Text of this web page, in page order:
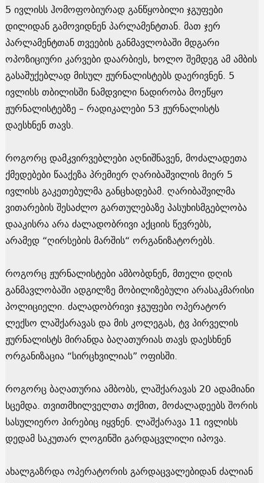
5 ივლისს ჰომოფობიურად განწყობილი ჯგუფები
დილიდან გამოვიდნენ პარლამენტთან. მათ ჯერ
პარლამენტთან თვეების განმავლობაში მდგარი
ოპოზიციური კარვები დაარბიეს, ხოლო შემდეგ ამ ამბის
გასაშუქებლად მისულ ჟურნალისტებს დაერივნენ. 5
ივლისს თბილისში ნამდვილი ნადირობა მოეწყო
ჟურნალისტებზე – რადიკალები 53 ჟურნალისტს
დაესხნენ თავს.
როგორც დამკვირვებლები აღნიშნავენ, მოძალადეთა
ქმედებები წააქეზა პრემიერ ღარიბაშვილის მიერ 5
ივლისს გაკეთებულმა განცხადებამ. ღარიბაშვილმა
ვითარების შესაძლო გართულებაზე პასუხისმგებლობა
დააკისრა არა ძალადობრივი აქციის წევრებს,
არამედ “ღირსების მარშის“ ორგანიზატორებს.
როგორც ჟურნალისტები ამბობდნენ, მთელი დღის
განმავლობაში ადგილზე მობილიზებული არასაკმარისი
პოლიციელი. ძალადობრივი ჯგუფები ოპერატორ
ლექსო ლაშქარავას და მის კოლეგას, ტვ პირველის
ჟურნალისტს მირანდა ბაღათურიას თავს დაესხნენ
ორგანიზაცია “სირცხვილიას” ოფისში.
როგორც ბაღათურია ამბობს, ლაშქარავას 20 ადამიანი
სცემდა. თვითმხილველთა თქმით, მოძალადეებს შორის
სასულიერო პირებიც იყვნენ. ლაშქარავა 11 ივლისს
დედამ საკუთარ ლოგინში გარდაცვლილი იპოვა.
ახალგაზრდა ოპერატორის გარდაცვალებიდან ძალიან